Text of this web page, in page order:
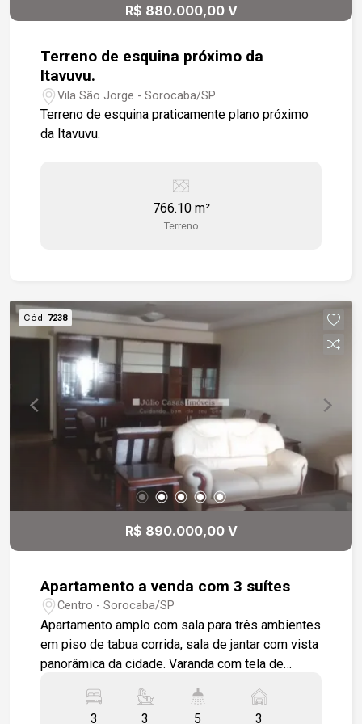
R$ 880.000,00 V
Terreno de esquina próximo da
Itavuvu.
Vila São Jorge - Sorocaba/SP
Terreno de esquina praticamente plano próximo
da Itavuvu.
766.10 m²
Terreno
Cód. 7238
R$ 890.000,00 V
Apartamento a venda com 3 suítes
Centro - Sorocaba/SP
Apartamento amplo com sala para três ambientes
em piso de tabua corrida, sala de jantar com vista
panorâmica da cidade. Varanda com tela de
integrada, dependências de empregada com área
3 3 5 3